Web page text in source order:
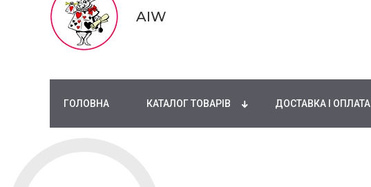
AIW
ГОЛОВНА КАТАЛОГ ТОВАРІВ ДОСТАВКА І ОПЛАТА